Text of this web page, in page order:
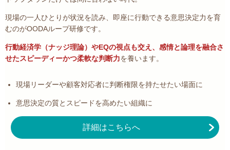
現場の一人ひとりが状況を読み、即座に行動できる意思決定力を育
むのがOODAループ研修です。
行動経済学（ナッジ理論）やEQの視点も交え、感情と論理を融合さ
せたスピーディーかつ柔軟な判断力を養います。
現場リーダーや顧客対応者に判断権限を持たせたい場面に
意思決定の質とスピードを高めたい組織に
詳細はこちらへ